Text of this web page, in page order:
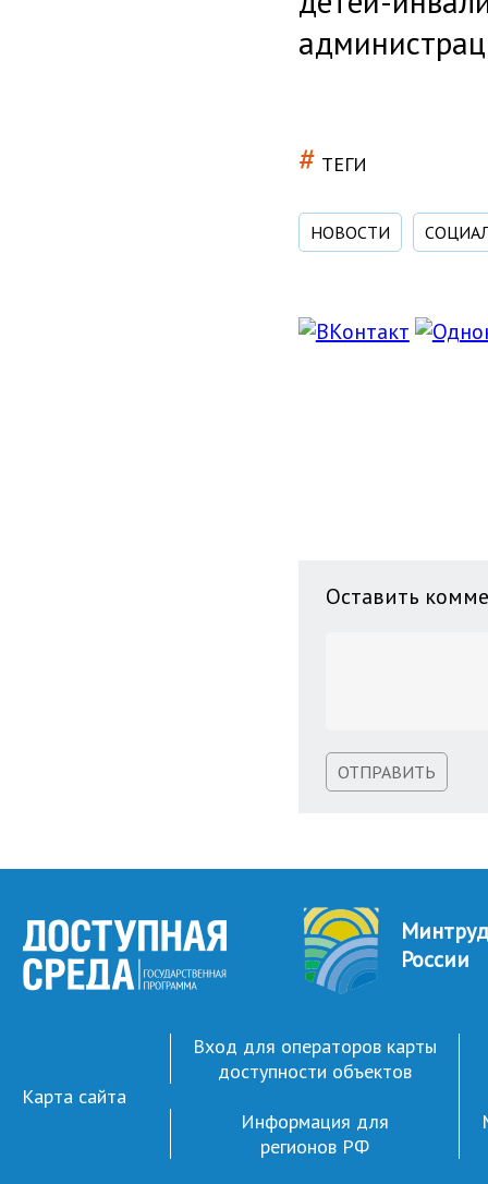
# ТЕГИ
НОВОСТИ
Оставить
ОТПРАВИТЬ
Минтруд
России
Карта сайта
Вход для операторов карты
доступности объектов
Информация для
регионов РФ